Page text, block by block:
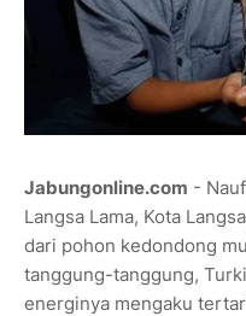
Jabungonline.com -
Langsa Lama, Kota
dari pohon kedondong
tanggung-tanggung,
energinya mengaku